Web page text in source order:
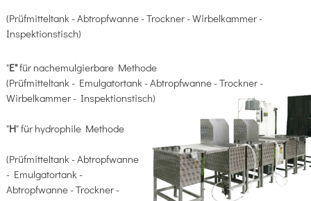
(Prüfmitteltank - Abtropfwanne - Trockner - Wirbelkammer -
Inspektionstisch)
"E"für nachemulgierbare Methode
(Prüfmitteltank - Emulgatortank - Abtropfwanne - Trockner -
Wirbelkammer - Inspektionstisch)
"H" für hydrophile Methode
(Prüfmitteltank - Abtropfwanne
- Emulgatortank -
Abtropfwanne - Trockner -